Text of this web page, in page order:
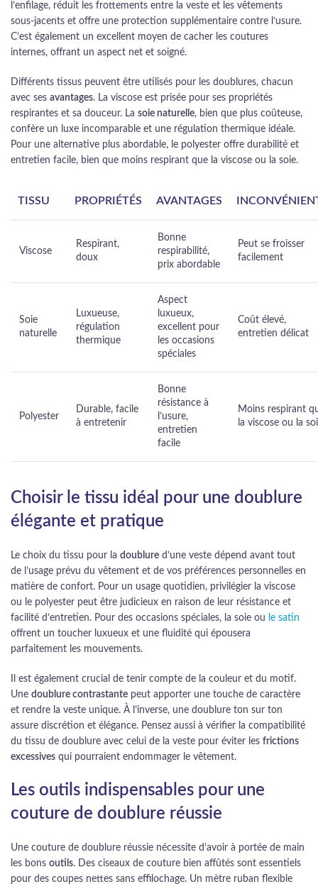
l’enfilage, réduit les frottements entre la veste et les vêtements
sous-jacents et offre une protection supplémentaire contre l’usure.
C’est également un excellent moyen de cacher les coutures
internes, offrant un aspect net et soigné.
Différents tissus peuvent être utilisés pour les doublures, chacun
avec ses avantages. La viscose est prisée pour ses propriétés
respirantes et sa douceur. La soie naturelle, bien que plus coûteuse,
confère un luxe incomparable et une régulation thermique idéale.
Pour une alternative plus abordable, le polyester offre durabilité et
entretien facile, bien que moins respirant que la viscose ou la soie.
TISSU PROPRIÉTÉS AVANTAGES
Viscose
Respirant,
doux
Bonne
respirabilité,
prix abordable
Peut se froisser
facilement
Soie
naturelle
Luxueuse,
régulation
thermique
Aspect
luxueux,
excellent pour
les occasions
spéciales
Coût élevé,
entretien délicat
Polyester
Durable, facile
à entretenir
Bonne
résistance à
l’usure,
entretien
facile
Moins respirant
la viscose ou la
Choisir le tissu idéal pour une doublure
élégante et pratique
Le choix du tissu pour la doublure d’une veste dépend avant tout
de l’usage prévu du vêtement et de vos préférences personnelles en
matière de confort. Pour un usage quotidien, privilégier la viscose
ou le polyester peut être judicieux en raison de leur résistance et
facilité d’entretien. Pour des occasions spéciales, la soie ou le satin
offrent un toucher luxueux et une fluidité qui épousera
parfaitement les mouvements.
Il est également crucial de tenir compte de la couleur et du motif.
Une doublure contrastante peut apporter une touche de caractère
et rendre la veste unique. À l’inverse, une doublure ton sur ton
assure discrétion et élégance. Pensez aussi à vérifier la compatibilité
du tissu de doublure avec celui de la veste pour éviter les frictions
excessives qui pourraient endommager le vêtement.
Les outils indispensables pour une
couture de doublure réussie
Une couture de doublure réussie nécessite d’avoir à portée de main
les bons outils. Des ciseaux de couture bien affûtés sont essentiels
pour des coupes nettes sans effilochage. Un mètre ruban flexible